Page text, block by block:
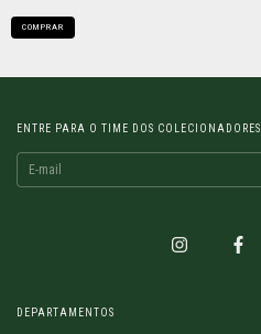
COMPRAR
ENTRE PARA O TIME DOS COLECIONADORES.
DEPARTAMENTOS